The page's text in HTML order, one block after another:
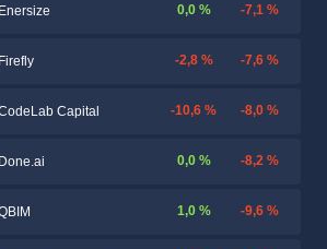
Enersize 0,0 % -7,1 %
Firefly -2,8 % -7,6 %
Capital -10,6 % -8,0 %
Done.ai 0,0 % -8,2 %
1,0 % -9,6 %